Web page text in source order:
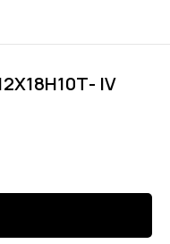
lV